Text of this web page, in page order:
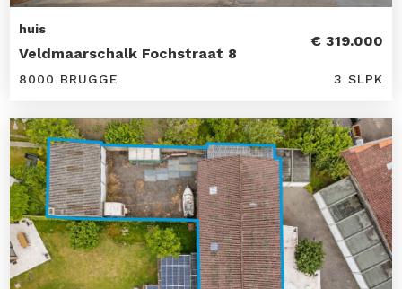
huis
Veldmaarschalk Fochstraat 8
€ 319.000
8000 BRUGGE 3 SLPK